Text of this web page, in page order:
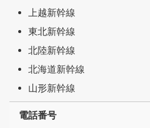
上越新幹線
東北新幹線
北陸新幹線
北海道新幹線
山形新幹線
電話番号